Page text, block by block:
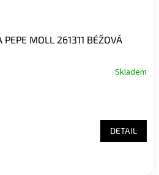
MOLL 261311 BÉŽOVÁ
Skladem
DETAIL